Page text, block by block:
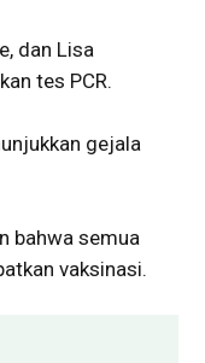
dan Lisa
tes PCR.
gejala
bahwa semua
vaksinasi.